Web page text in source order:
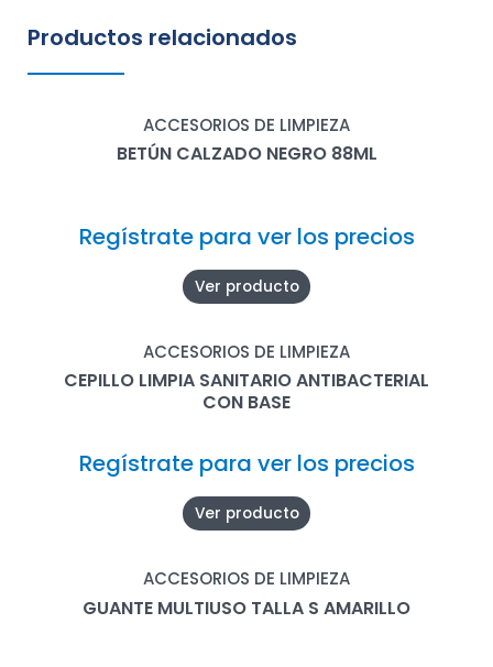
Productos relacionados
ACCESORIOS DE LIMPIEZA
BETÚN CALZADO NEGRO 88ML
Regístrate para ver los precios
Ver producto
ACCESORIOS DE LIMPIEZA
CEPILLO LIMPIA SANITARIO ANTIBACTERIAL
CON BASE
Regístrate para ver los precios
Ver producto
ACCESORIOS DE LIMPIEZA
GUANTE MULTIUSO TALLA S AMARILLO